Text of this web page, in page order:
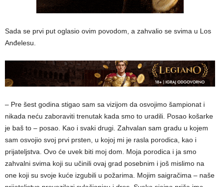
Sada se prvi put oglasio ovim povodom, a zahvalio se svima u Los
Anđelesu.
– Pre šest godina stigao sam sa vizijom da osvojimo šampionat i
nikada neću zaboraviti trenutak kada smo to uradili. Posao košarke
je baš to – posao. Kao i svaki drugi. Zahvalan sam gradu u kojem
sam osvojio svoj prvi prsten, u kojoj mi je rasla porodica, kao i
prijateljstva. Ovo će uvek biti moj dom. Moja porodica i ja smo
zahvalni svima koji su učinili ovaj grad posebnim i još mislimo na
one koji su svoje kuće izgubili u požarima. Mojim saigračima – naše